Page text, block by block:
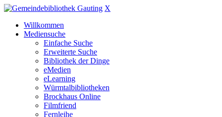
X
Willkommen
Mediensuche
Einfache Suche
Erweiterte Suche
Bibliothek der Dinge
eMedien
eLearning
Würmtalbibliotheken
Brockhaus Online
Filmfriend
Fernleihe